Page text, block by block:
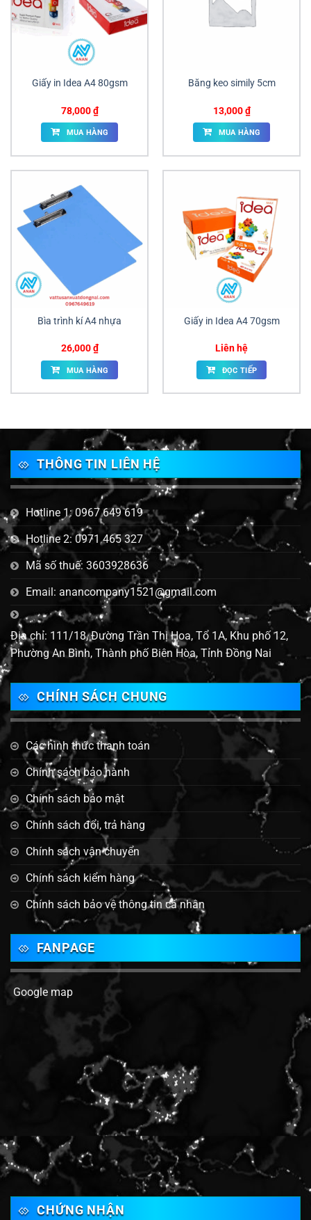
Giấy in Idea A4 80gsm
78,000₫
MUA HÀNG
Băng keo simily 5cm
13,000₫
MUA HÀNG
Bìa trình kí A4 nhựa
26,000₫
MUA HÀNG
Giấy in Idea A4 70gsm
Liên hệ
ĐỌC TIẾP
THÔNG TIN LIÊN HỆ
Hotline 1: 0967 649 619
Hotline 2: 0971 465 327
Mã số thuế: 3603928636
Email: anancompany1521@gmail.com
Địa chỉ: 111/18, Đường Trần Thị Hoa, Tổ 1A, Khu phố 12,
Phường An Bình, Thành phố Biên Hòa, Tỉnh Đồng Nai
CHÍNH SÁCH CHUNG
Các hình thức thanh toán
Chính sách bảo hành
Chính sách bảo mật
Chính sách đổi, trả hàng
Chính sách vận chuyển
Chính sách kiểm hàng
Chính sách bảo vệ thông tin cá nhân
FANPAGE
Google map
CHỨNG NHẬN